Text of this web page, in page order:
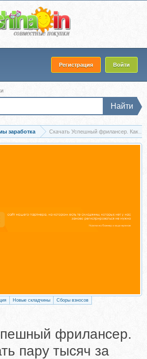
Регистрация Войти
Найти
заработка Скачать Успешный фрилансер. Как
Новые складчины
Сборы взносов
фрилансер.
пару тысяч за